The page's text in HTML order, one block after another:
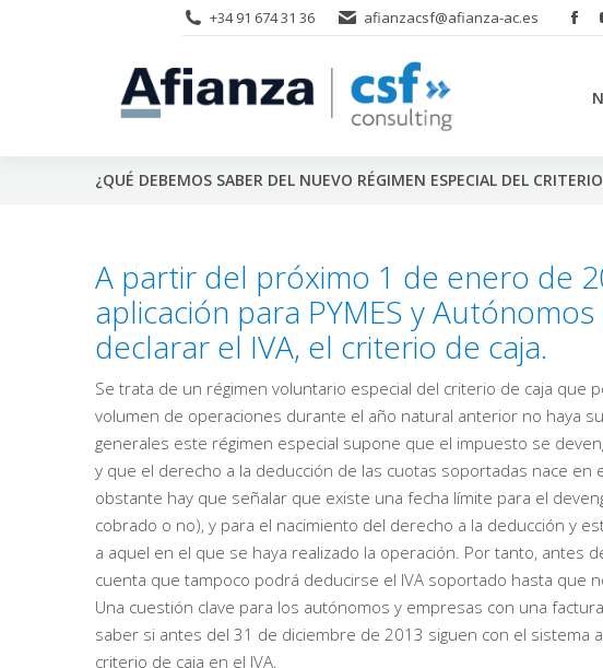
+34 91 674 31 36 afianzacsf@afianza-ac.es
¿QUÉ DEBEMOS SABER DEL NUEVO RÉGIMEN ESPECIAL DEL
A partir del próximo 1 de enero de
aplicación para PYMES y
declarar el IVA, el criterio de caja.
Se trata de un régimen voluntario especial del criterio de caja que
volumen de operaciones durante el año natural anterior no haya
generales este régimen especial supone que el impuesto se
y que el derecho a la deducción de las cuotas soportadas nace en
obstante hay que señalar que existe una fecha límite para el
cobrado o no), y para el nacimiento del derecho a la deducción y
a aquel en el que se haya realizado la operación. Por tanto,
cuenta que tampoco podrá deducirse el IVA soportado hasta que
Una cuestión clave para los autónomos y empresas con una
saber si antes del 31 de diciembre de 2013 siguen con el sistema
criterio de caja en el IVA.